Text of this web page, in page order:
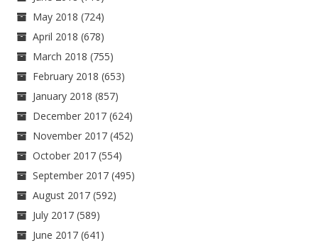
May 2018 (724)
April 2018 (678)
March 2018 (755)
February 2018 (653)
January 2018 (857)
December 2017 (624)
November 2017 (452)
October 2017 (554)
September 2017 (495)
August 2017 (592)
July 2017 (589)
June 2017 (641)